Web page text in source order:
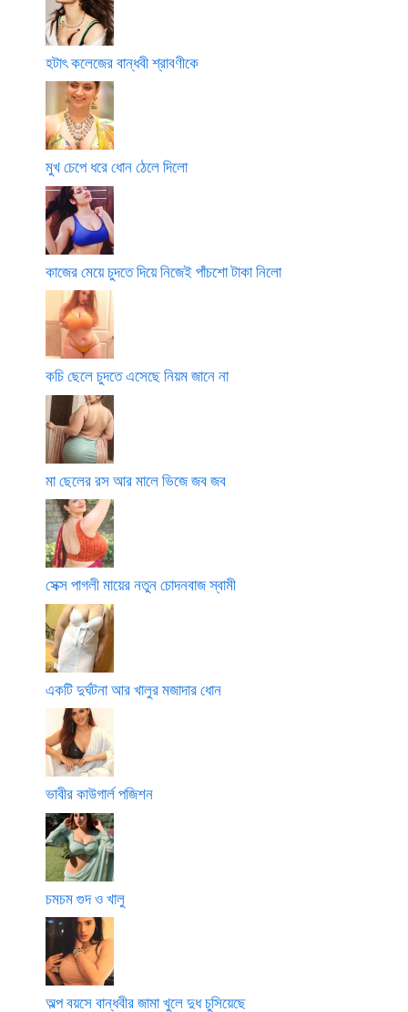
হটাৎ কলেজের বান্ধবী শ্রাবণীকে
মুখ চেপে ধরে ধোন ঠেলে দিলো
কাজের মেয়ে চুদতে দিয়ে নিজেই পাঁচশো টাকা নিলো
কচি ছেলে চুদতে এসেছে নিয়ম জানে না
মা ছেলের রস আর মালে ভিজে জব জব
সেক্স পাগলী মায়ের নতুন চোদনবাজ স্বামী
একটি দুর্ঘটনা আর খালুর মজাদার ধোন
ভাবীর কাউগার্ল পজিশন
চমচম গুদ ও খালু
অল্প বয়সে বান্ধবীর জামা খুলে দুধ চুসিয়েছে